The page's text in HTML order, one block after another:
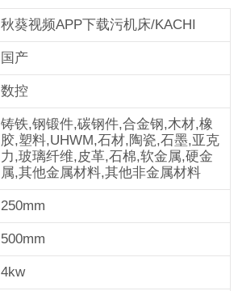
秋葵视频APP下载污机床/KACHI
国产
数控
铸铁,钢锻件,碳钢件,合金钢,木材,橡
胶,塑料,UHWM,石材,陶瓷,石墨,亚克
力,玻璃纤维,皮革,石棉,软金属,硬金
属,其他金属材料,其他非金属材料
250mm
500mm
4kw